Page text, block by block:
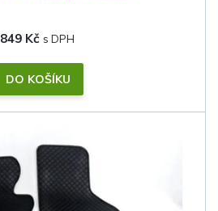
849 Kč
DO KOŠÍKU